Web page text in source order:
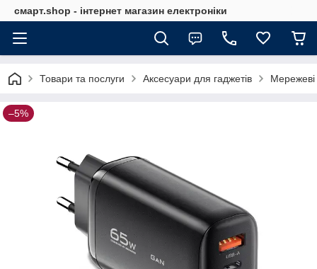
смарт.shop - інтернет магазин електроніки
Товари та послуги Аксесуари для гаджетів Мережеві
–5%